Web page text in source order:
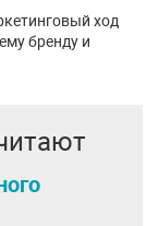
ход
бренду и